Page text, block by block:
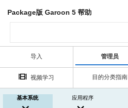
Package版 Garoon 5 帮助
导入 管理员
视频学习 目的分类指南
基本系统 应用程序